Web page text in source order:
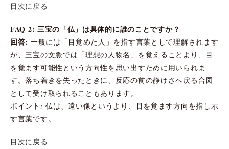
目次に戻る
FAQ 2: 三宝の「仏」は具体的に誰のことですか？
回答: 一般には「目覚めた人」を指す言葉として理解されます
が、三宝の文脈では「理想の人物名」を覚えることより、目
を覚ます可能性という方向性を思い出すために用いられま
す。落ち着きを失ったときに、反応の前の静けさへ戻る合図
として受け取られることもあります。
ポイント: 仏は、遠い像というより、目を覚ます方向を指し示
す言葉です。
目次に戻る